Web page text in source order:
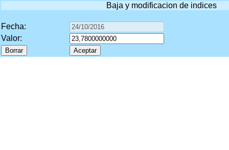
Baja y modificacion de indices
Fecha:
Valor: